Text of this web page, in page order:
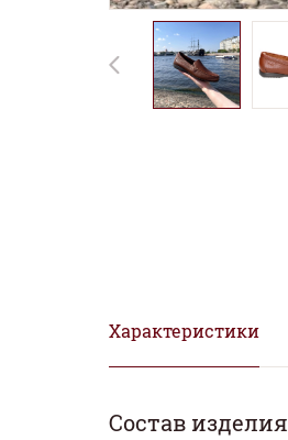
Характеристики
Состав изделия